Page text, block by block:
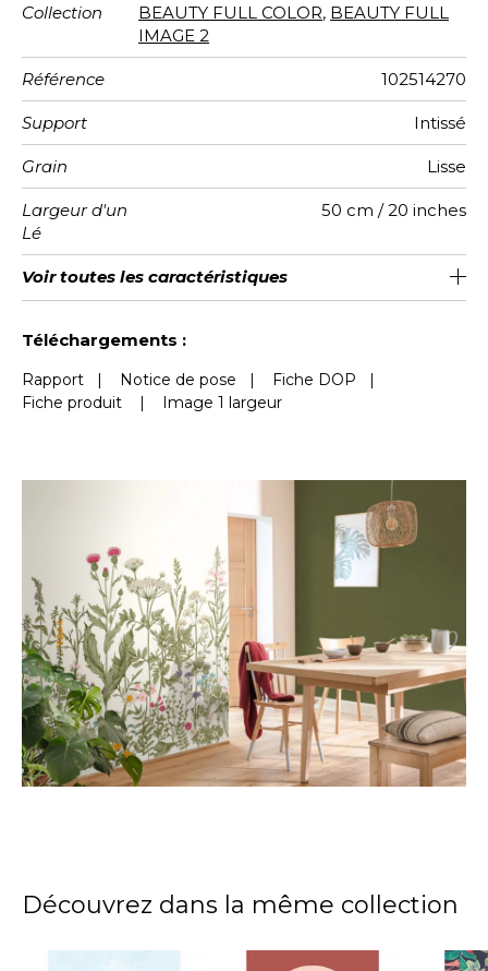
Collection BEAUTY FULL COLOR, BEAUTY FULL
IMAGE 2
Référence 102514270
Support Intissé
Grain Lisse
Largeur d'un
Lé
50 cm / 20 inches
Hauteur 280 cm / 110 inches
Largeur
Totale
200 cm / 79 inches
Raccord Raccord droit
Nombre de
lés
4
Poids g/m² 150
Entretien Lavable
Pose colle Encollage du mur
Dépose Arrachage à sec
Norme COV A+
Norme
euroclass
B s1 d0
Voir toutes les caractéristiques
Téléchargements :
Rapport | Notice de pose | Fiche DOP |
Fiche produit
| Image 1 largeur
Découvrez dans la même collection